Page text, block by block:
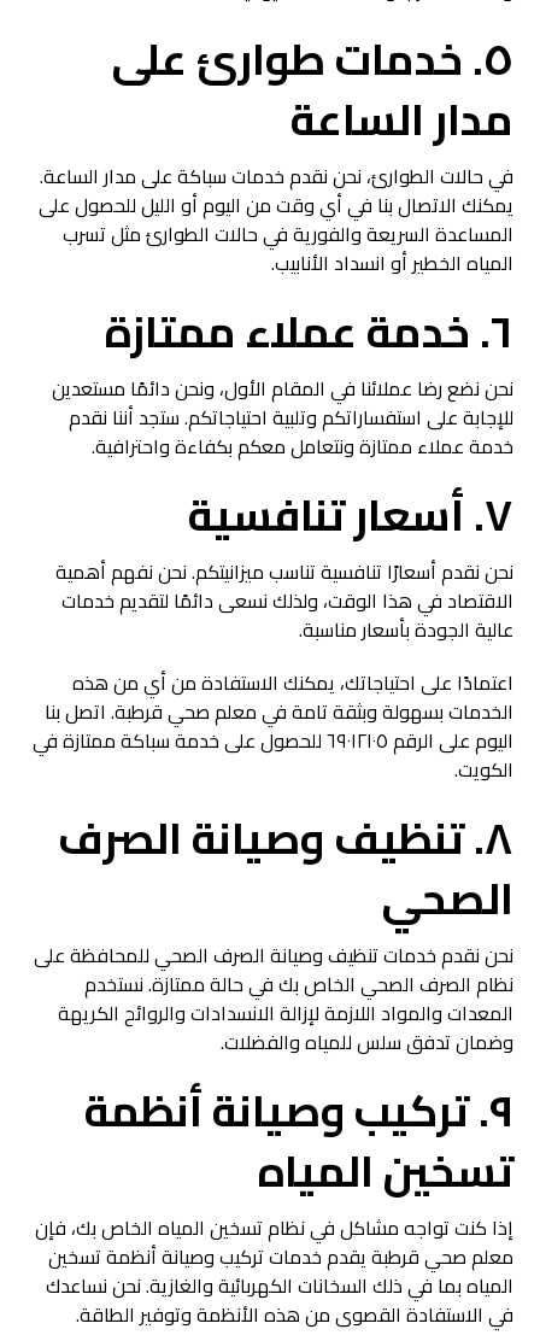
٥. خدمات طوارئ على
مدار الساعة
في حالات الطوارئ، نحن نقدم خدمات سباكة على مدار الساعة.
يمكنك الاتصال بنا في أي وقت من اليوم أو الليل للحصول على
المساعدة السريعة والفورية في حالات الطوارئ مثل تسرب
المياه الخطير أو انسداد الأنابيب.
٦. خدمة عملاء ممتازة
نحن نضع رضا عملائنا في المقام الأول، ونحن دائمًا مستعدين
للإجابة على استفساراتكم وتلبية احتياجاتكم. ستجد أننا نقدم
خدمة عملاء ممتازة ونتعامل معكم بكفاءة واحترافية.
٧. أسعار تنافسية
نحن نقدم أسعارًا تنافسية تناسب ميزانيتكم. نحن نفهم أهمية
الاقتصاد في هذا الوقت، ولذلك نسعى دائمًا لتقديم خدمات
عالية الجودة بأسعار مناسبة.
اعتمادًا على احتياجاتك، يمكنك الاستفادة من أي من هذه
الخدمات بسهولة وبثقة تامة في معلم صحي قرطبة. اتصل بنا
اليوم على الرقم ٦٩٠١٢١٠٥ للحصول على خدمة سباكة ممتازة في
الكويت.
٨. تنظيف وصيانة الصرف
الصحي
نحن نقدم خدمات تنظيف وصيانة الصرف الصحي للمحافظة على
نظام الصرف الصحي الخاص بك في حالة ممتازة. نستخدم
المعدات والمواد اللازمة لإزالة الانسدادات والروائح الكريهة
وضمان تدفق سلس للمياه والفضلات.
٩. تركيب وصيانة أنظمة
تسخين المياه
إذا كنت تواجه مشاكل في نظام تسخين المياه الخاص بك، فإن
معلم صحي قرطبة يقدم خدمات تركيب وصيانة أنظمة تسخين
المياه بما في ذلك السخانات الكهربائية والغازية. نحن نساعدك
في الاستفادة القصوى من هذه الأنظمة وتوفير الطاقة.